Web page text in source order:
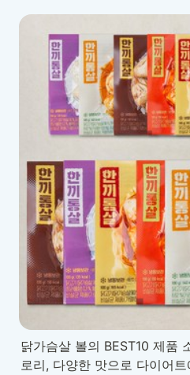
닭가슴살 볼의 BEST10 제품
로리, 다양한 맛으로 다이어